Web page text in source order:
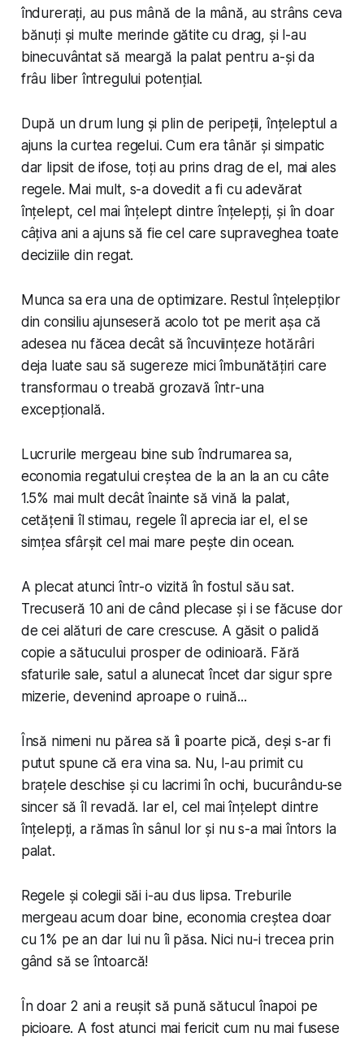
îndurerați, au pus mână de la mână, au strâns ceva
bănuți și multe merinde gătite cu drag, și l-au
binecuvântat să meargă la palat pentru a-și da
frâu liber întregului potențial.
După un drum lung și plin de peripeții, înțeleptul a
ajuns la curtea regelui. Cum era tânăr și simpatic
dar lipsit de ifose, toți au prins drag de el, mai ales
regele. Mai mult, s-a dovedit a fi cu adevărat
înțelept, cel mai înțelept dintre înțelepți, și în doar
câțiva ani a ajuns să fie cel care supraveghea toate
deciziile din regat.
Munca sa era una de optimizare. Restul înțelepților
din consiliu ajunseseră acolo tot pe merit așa că
adesea nu făcea decât să încuviințeze hotărâri
deja luate sau să sugereze mici îmbunătățiri care
transformau o treabă grozavă într-una
excepțională.
Lucrurile mergeau bine sub îndrumarea sa,
economia regatului creștea de la an la an cu câte
1.5% mai mult decât înainte să vină la palat,
cetățenii îl stimau, regele îl aprecia iar el, el se
simțea sfârșit cel mai mare pește din ocean.
A plecat atunci într-o vizită în fostul său sat.
Trecuseră 10 ani de când plecase și i se făcuse dor
de cei alături de care crescuse. A găsit o palidă
copie a sătucului prosper de odinioară. Fără
sfaturile sale, satul a alunecat încet dar sigur spre
mizerie, devenind aproape o ruină...
Însă nimeni nu părea să îi poarte pică, deși s-ar fi
putut spune că era vina sa. Nu, l-au primit cu
brațele deschise și cu lacrimi în ochi, bucurându-se
sincer să îl revadă. Iar el, cel mai înțelept dintre
înțelepți, a rămas în sânul lor și nu s-a mai întors la
palat.
Regele și colegii săi i-au dus lipsa. Treburile
mergeau acum doar bine, economia creștea doar
cu 1% pe an dar lui nu îi păsa. Nici nu-i trecea prin
gând să se întoarcă!
În doar 2 ani a reușit să pună sătucul înapoi pe
picioare. A fost atunci mai fericit cum nu mai fusese